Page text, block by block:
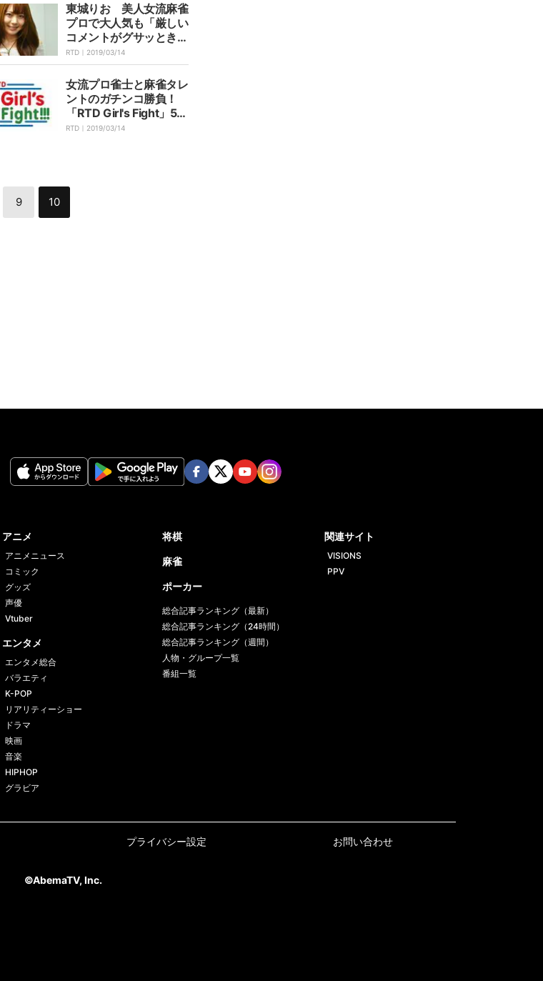
東城りお 美人女流麻雀
プロで大人気も「厳しい
コメントがグサッときま
す」と悩み
RTD｜ 2019/03/14
女流プロ雀士と麻雀タレ
ントのガチンコ勝負！
「RTD Girl's Fight」5月
7日放送開始
RTD｜ 2019/03/14
9 10
アニメ
アニメニュース
コミック
グッズ
声優
Vtuber
エンタメ
エンタメ総合
バラエティ
K-POP
リアリティーショー
ドラマ
映画
音楽
HIPHOP
グラビア
将棋
麻雀
ポーカー
総合記事ランキング（最新）
総合記事ランキング（24時間）
総合記事ランキング（週間）
人物・グループ一覧
番組一覧
関連サイト
VISIONS
PPV
プライバシー設定 お問い合わせ
©AbemaTV, Inc.